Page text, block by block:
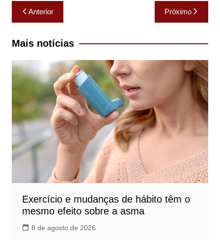
Navegação
de
Post
Anterior Próximo
Mais notícias
Exercício e mudanças de hábito têm o
mesmo efeito sobre a asma
8 de agosto de 2026